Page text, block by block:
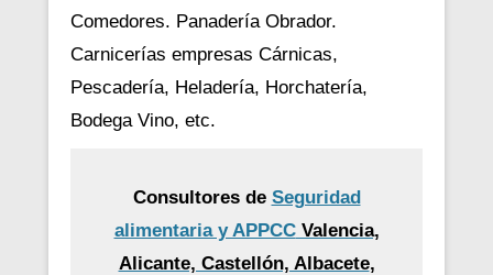
Comedores. Panadería Obrador.
Carnicerías empresas Cárnicas,
Pescadería, Heladería, Horchatería,
Bodega Vino, etc.
Consultores de Seguridad
alimentaria y APPCCValencia,
Alicante, Castellón, Albacete,